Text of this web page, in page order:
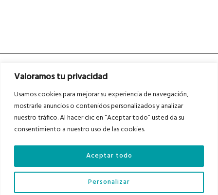
Valoramos tu privacidad
Usamos cookies para mejorar su experiencia de navegación,
mostrarle anuncios o contenidos personalizados y analizar
nuestro tráfico. Al hacer clic en “Aceptar todo” usted da su
consentimiento a nuestro uso de las cookies.
Personalizar
Aceptar todo
Asociados a
Auditados por